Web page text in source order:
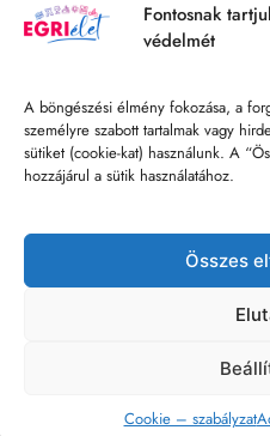
Fontosnak
védelmét
A böngészési élmény fokozása, a
személyre szabott tartalmak vagy
sütiket (cookie-kat) használunk. A
hozzájárul a sütik használatához.
Összes
Cookie – szabályzat